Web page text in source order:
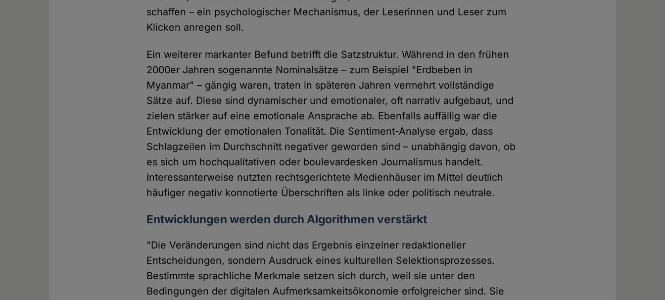
schaffen – ein psychologischer Mechanismus, der Leserinnen und Leser zum
Klicken anregen soll.
Ein weiterer markanter Befund betrifft die Satzstruktur. Während in den frühen
2000er Jahren sogenannte Nominalsätze – zum Beispiel "Erdbeben in
Myanmar" – gängig waren, traten in späteren Jahren vermehrt vollständige
Sätze auf. Diese sind dynamischer und emotionaler, oft narrativ aufgebaut, und
zielen stärker auf eine emotionale Ansprache ab. Ebenfalls auffällig war die
Entwicklung der emotionalen Tonalität. Die Sentiment-Analyse ergab, dass
Schlagzeilen im Durchschnitt negativer geworden sind – unabhängig davon, ob
es sich um hochqualitativen oder boulevardesken Journalismus handelt.
Interessanterweise nutzten rechtsgerichtete Medienhäuser im Mittel deutlich
häufiger negativ konnotierte Überschriften als linke oder politisch neutrale.
Entwicklungen werden durch Algorithmen verstärkt
"Die Veränderungen sind nicht das Ergebnis einzelner redaktioneller
Entscheidungen, sondern Ausdruck eines kulturellen Selektionsprozesses.
Bestimmte sprachliche Merkmale setzen sich durch, weil sie unter den
Bedingungen der digitalen Aufmerksamkeitsökonomie erfolgreicher sind. Sie